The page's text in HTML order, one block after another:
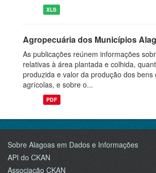
XLS
Agropecuária dos Municípios
As publicações reúnem informações
relativas à área plantada e colhida,
produzida e valor da produção dos bens
agrícolas, e sobre o...
PDF
Sobre Alagoas em Dados e Informações
API do CKAN
Associação CKAN